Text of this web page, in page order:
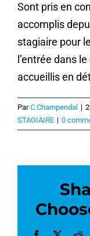
Sont pris en
accomplis
stagiaire pour
l’entrée dans
accueillis en
ParC.Champendal |
STAGIAIRE | 0